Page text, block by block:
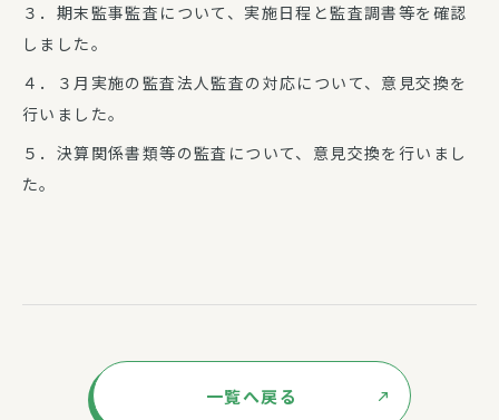
３．期末監事監査について、実施日程と監査調書等を確認
しました。
４．３月実施の監査法人監査の対応について、意見交換を
行いました。
５．決算関係書類等の監査について、意見交換を行いまし
た。
一覧へ戻る